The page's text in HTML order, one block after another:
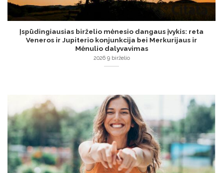
Įspūdingiausias birželio mėnesio dangaus įvykis: reta
Veneros ir Jupiterio konjunkcija bei Merkurijaus ir
Mėnulio dalyvavimas
2026 9 birželio